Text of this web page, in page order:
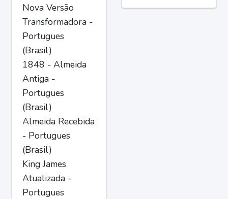
Nova Versão
Transformadora -
Portugues
(Brasil)
1848 - Almeida
Antiga -
Portugues
(Brasil)
Almeida Recebida
- Portugues
(Brasil)
King James
Atualizada -
Portugues